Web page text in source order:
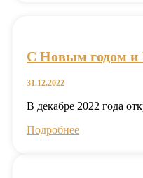
C Новым годом и
31.12.2022
В декабре 2022 года
Подробнее